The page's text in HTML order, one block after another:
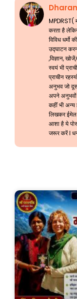
MPDRST(
करता है
विविध धर्मो
उद्घाटन
,विज्ञान,
स्वयं भी
प्राचीन
अनुभव जो
अपने अनुभवों
कहीं भी
लिखकर
आशा है ये
जरूर करें l